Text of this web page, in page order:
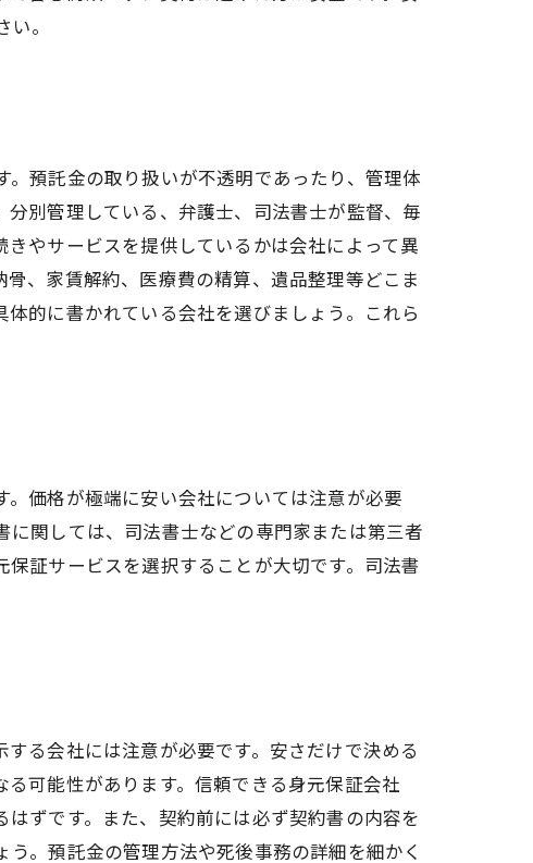
。
預託金の取り扱いが不透明であったり、管理体
別管理している、弁護士、司法書士が監督、毎
やサービスを提供しているかは会社によって異
、家賃解約、医療費の精算、遺品整理等どこま
的に書かれている会社を選びましょう。これら
価格が極端に安い会社については注意が必要
関しては、司法書士などの専門家または第三者
証サービスを選択することが大切です。司法書
る会社には注意が必要です。安さだけで決める
可能性があります。信頼できる身元保証会社
ずです。また、契約前には必ず契約書の内容を
。預託金の管理方法や死後事務の詳細を細かく